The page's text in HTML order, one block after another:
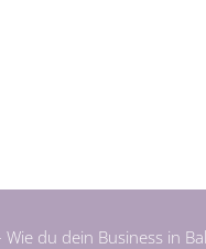
Wie du dein Business in